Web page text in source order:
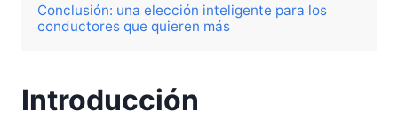
Conclusión: una elección inteligente para los
conductores que quieren más
Introducción